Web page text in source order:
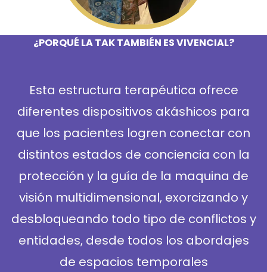
¿PORQUÉ LA TAK TAMBIÉN ES VIVENCIAL?
Esta estructura terapéutica ofrece
diferentes dispositivos akáshicos para
que los pacientes logren conectar con
distintos estados de conciencia con la
protección y la guía de la maquina de
visión multidimensional, exorcizando y
desbloqueando todo tipo de conflictos y
entidades, desde todos los abordajes
de espacios temporales